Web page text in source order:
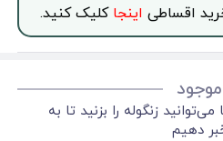
اقساطی اینجاکلیک کنید.
زنگوله را بزنید تا به
دهیم